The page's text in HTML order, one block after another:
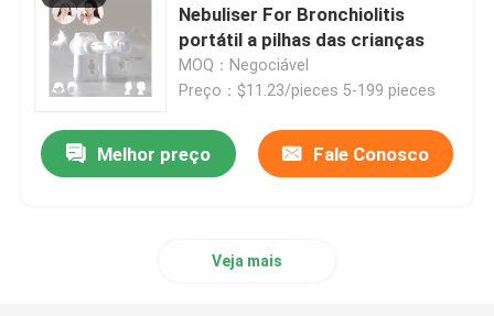
Máquina adulta do Nebulizer
Máquina do inalador da tosse
máquina do nebulizer da casa
Nebuliser For Bronchiolitis
portátil a pilhas das crianças
MOQ：Negociável
Preço：$11.23/pieces 5-199 pieces
Melhor preço Fale Conosco
Veja mais